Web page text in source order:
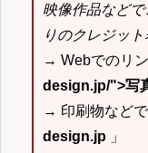
映像作品など
りのクレジット
→ Webでのリ
design.jp/">写
→ 印刷物など
design.jp 」